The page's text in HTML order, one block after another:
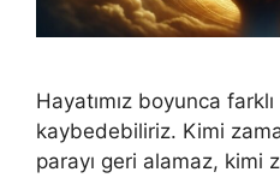
Hayatımız boyunca
kaybedebiliriz. Kimi
parayı geri alamaz, kimi